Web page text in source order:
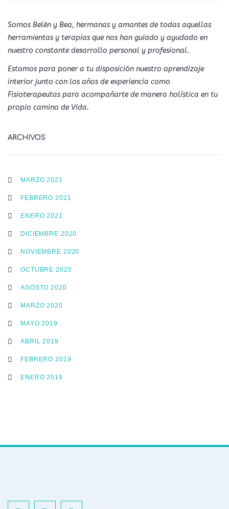
Somos Belén y Bea, hermanas y amantes de todas aquellas
herramientas y terapias que nos han guiado y ayudado en
nuestro constante desarrollo personal y profesional.
Estamos para poner a tu disposición nuestro aprendizaje
interior junto con los años de experiencia como
Fisioterapeutas para acompañarte de manera holística en tu
propio camino de Vida.
ARCHIVOS
MARZO 2021
FEBRERO 2021
ENERO 2021
DICIEMBRE 2020
NOVIEMBRE 2020
OCTUBRE 2020
AGOSTO 2020
MARZO 2020
MAYO 2019
ABRIL 2019
FEBRERO 2019
ENERO 2019